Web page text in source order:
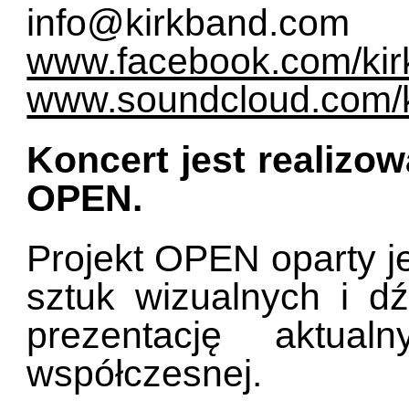
info@kirkband.com
www.facebook.com/
Koncert jest
OPEN.
Projekt OPEN oparty
sztuk wizualnych i
prezentację
współczesnej.